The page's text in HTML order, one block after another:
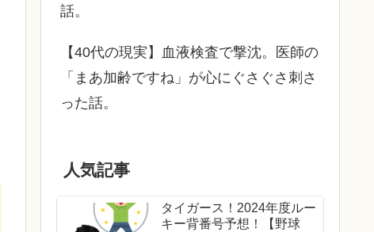
話。
【40代の現実】血液検査で撃沈。医師の
「まあ加齢ですね」が心にぐさぐさ刺さ
った話。
人気記事
タイガース！2024年度ルー
キー背番号予想！【野球